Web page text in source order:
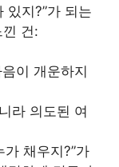
있지?”가 되는
건:
이 개운하지
라 의도된 여
채우지?”가